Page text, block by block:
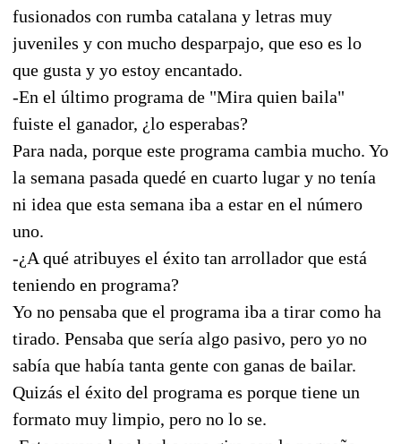
fusionados con rumba catalana y letras muy
juveniles y con mucho desparpajo, que eso es lo
que gusta y yo estoy encantado.
-En el último programa de "Mira quien baila"
fuiste el ganador, ¿lo esperabas?
Para nada, porque este programa cambia mucho. Yo
la semana pasada quedé en cuarto lugar y no tenía
ni idea que esta semana iba a estar en el número
uno.
-¿A qué atribuyes el éxito tan arrollador que está
teniendo en programa?
Yo no pensaba que el programa iba a tirar como ha
tirado. Pensaba que sería algo pasivo, pero yo no
sabía que había tanta gente con ganas de bailar.
Quizás el éxito del programa es porque tiene un
formato muy limpio, pero no lo se.